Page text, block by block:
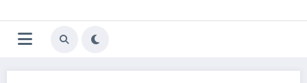
au
contenu
Trivela
L'actualité du football